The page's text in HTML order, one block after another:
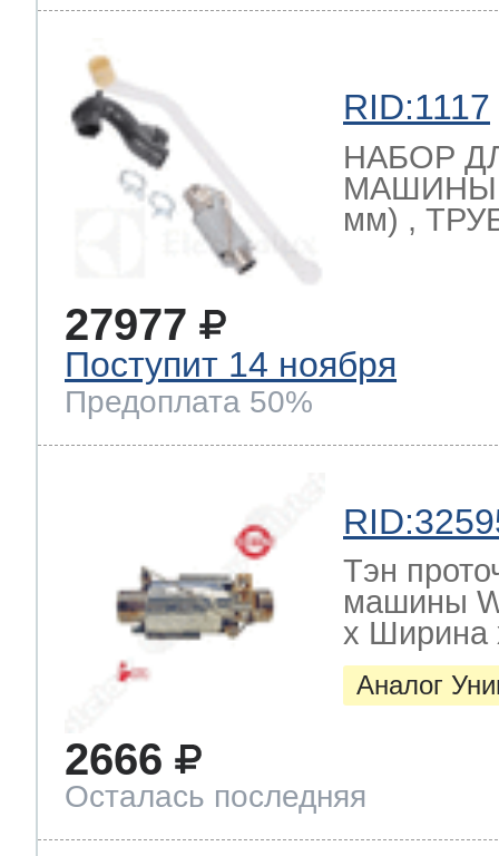
RID:1117
НАБОР
МАШИНЫ
мм) ,
27977
Поступит 14 ноября
Предоплата 50%
Тэн
машины
х Ширина
Аналог
2666
Осталась последняя